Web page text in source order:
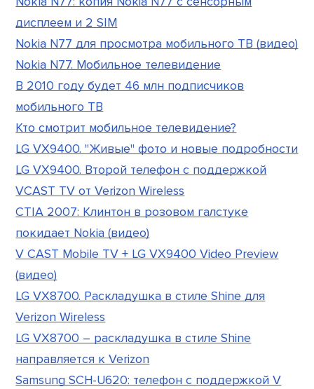
дисплеем и 2 SIM
Nokia N77 для просмотра мобильного ТВ (видео)
Nokia N77. Мобильное телевидение
В 2010 году будет 46 млн подписчиков
мобильного ТВ
Кто смотрит мобильное телевидение?
LG VX9400. "Живые" фото и новые подробности
LG VX9400. Второй телефон с поддержкой
VCAST TV от Verizon Wireless
CTIA 2007: Клинтон в розовом галстуке
покидает Nokia (видео)
V CAST Mobile TV + LG VX9400 Video Preview
(видео)
LG VX8700. Раскладушка в стиле Shine для
Verizon Wireless
LG VX8700 – раскладушка в стиле Shine
направляется к Verizon
Samsung SCH-U620: телефон с поддержкой V